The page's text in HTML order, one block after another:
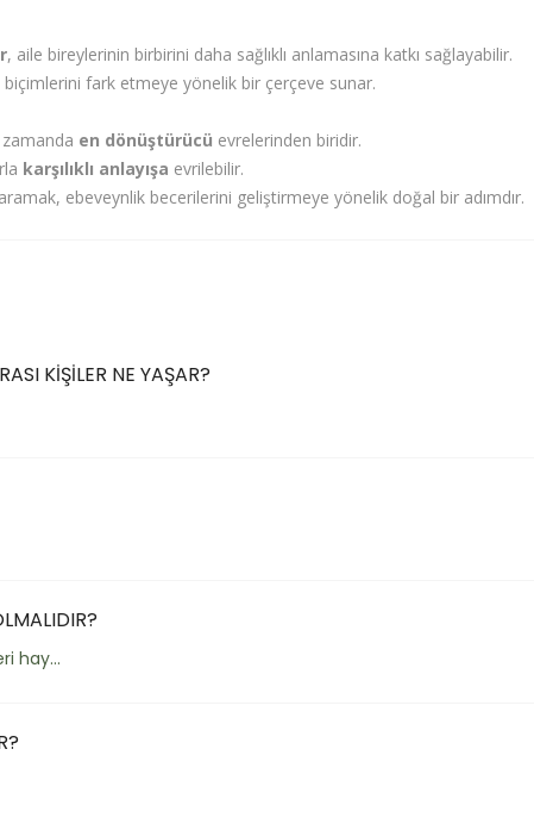
, aile bireylerinin birbirini daha sağlıklı anlamasına katkı sağlayabilir.
fark etmeye yönelik bir çerçeve sunar.
en dönüştürücü evrelerinden biridir.
karşılıklı anlayışa evrilebilir.
ebeveynlik becerilerini geliştirmeye yönelik doğal bir adımdır.
KİŞİLER NE YAŞAR?
hay...